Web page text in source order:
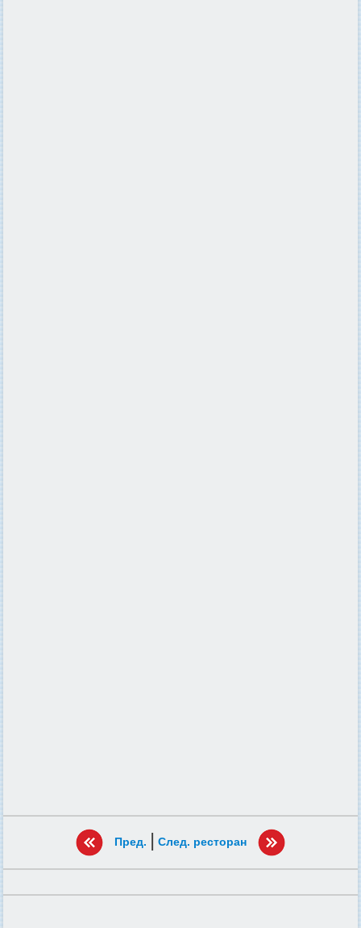
Пред. | След. ресторан